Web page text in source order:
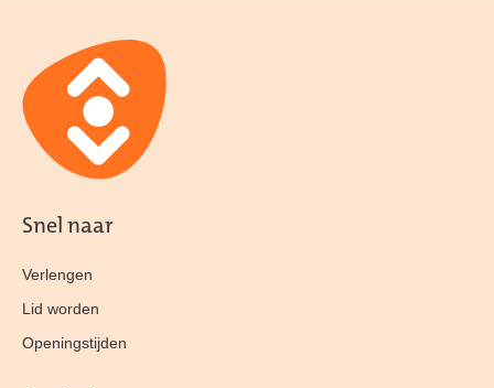
Snel naar
Verlengen
Lid worden
Openingstijden